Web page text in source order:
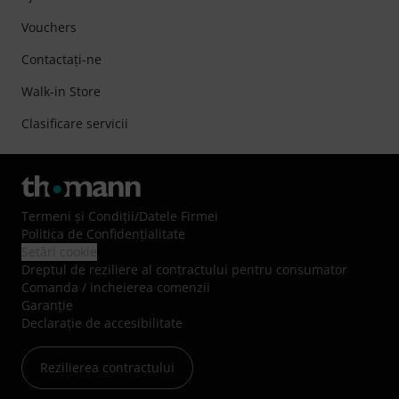
Vouchers
Contactaţi-ne
Walk-in Store
Clasificare servicii
Termeni şi Condiţii/Datele Firmei
Politica de Confidenţialitate
Dreptul de reziliere al contractului pentru consumator
Comanda / incheierea comenzii
Garanție
Declarație de accesibilitate
Rezilierea contractului